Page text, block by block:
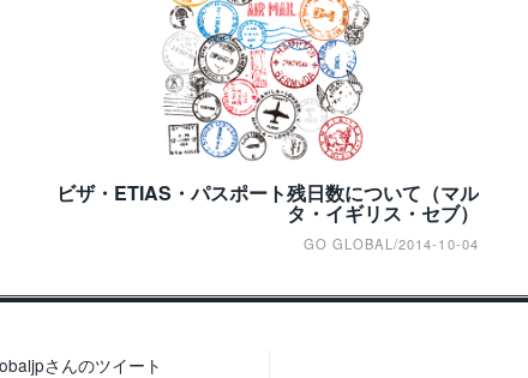
ビザ・ETIAS・パスポート残日数について（マル
タ・イギリス・セブ）
GO GLOBAL /2014-10-04
さんのツイート